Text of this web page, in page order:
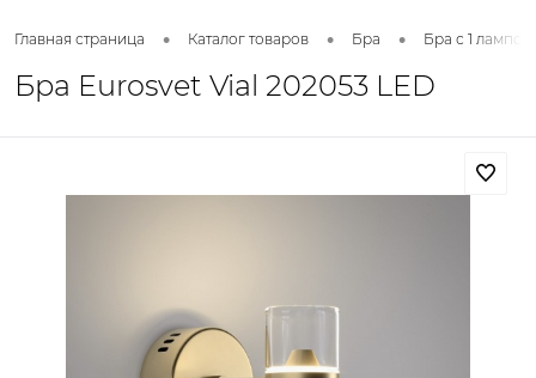
Главная страница • Каталог товаров • Бра • Бра с 1 лампой
Бра Eurosvet Vial 202053 LED